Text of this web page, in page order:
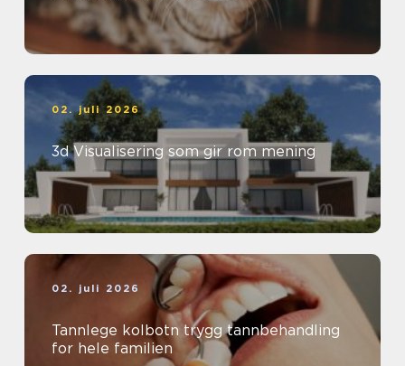
02. juli 2026
3d Visualisering som gir rom mening
02. juli 2026
Tannlege kolbotn trygg tannbehandling
for hele familien